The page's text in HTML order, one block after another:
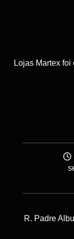
Lojas Martex
R. Padre